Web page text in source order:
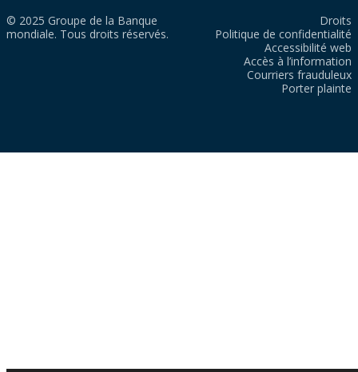
© 2025 Groupe de la Banque
mondiale. Tous droits réservés.
Droits
Politique de confidentialité
Accessibilité web
Accès à l’information
Courriers frauduleux
Porter plainte